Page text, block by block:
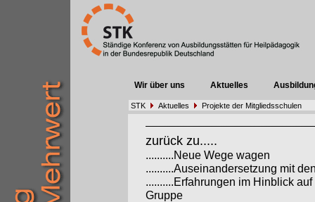
Wir über uns Aktuelles
STK Aktuelles Projekte der Mitgliedsschulen
zurück zu.....
..........Neue Wege wagen
..........Auseinandersetzung mit
..........Erfahrungen im Hinblick
Gruppe